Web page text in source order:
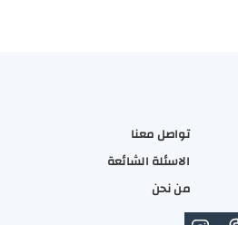
تواصل معنا
الاسئلة الشائعة
من نحن